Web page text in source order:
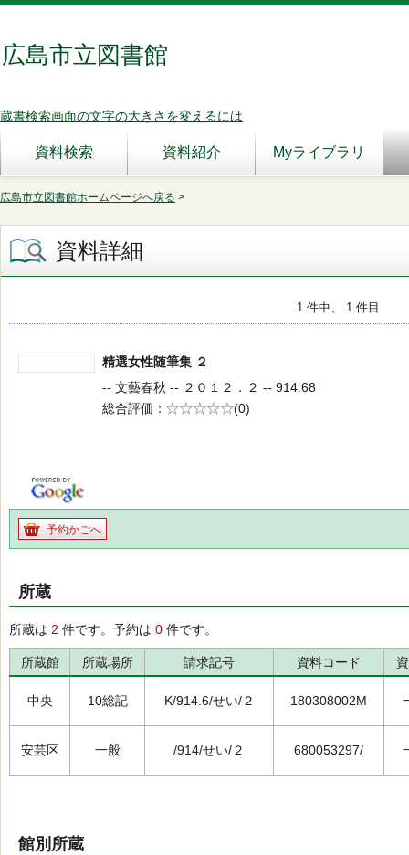
広島市立図書館
蔵書検索画面の文字の大きさを変えるには
資料検索 資料紹介 Myライブラリ
広島市立図書館ホームページへ戻る >
資料詳細
1 件中、 1 件目
精選女性随筆集 ２
-- 文藝春秋 -- ２０１２．２ -- 914.68
総合評価
5段階評価
(0)
予約かごへ
所蔵
所蔵は 2 件です。予約は 0 件です。
所蔵館 所蔵場所 請求記号 資料コード
中央 10総記 K/914.6/せい/２ 180308002M
安芸区 一般 /914/せい/２ 680053297/
館別所蔵